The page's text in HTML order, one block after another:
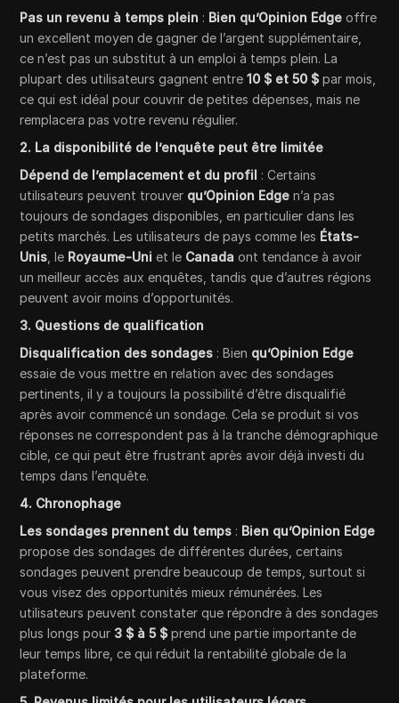
Pas un revenu à temps plein : Bien qu’Opinion Edge offre
un excellent moyen de gagner de l’argent supplémentaire,
ce n’est pas un substitut à un emploi à temps plein. La
plupart des utilisateurs gagnent entre10 $ et 50 $ par mois,
ce qui est idéal pour couvrir de petites dépenses, mais ne
remplacera pas votre revenu régulier.
2. La disponibilité de l’enquête peut être limitée
Dépend de l’emplacement et du profil : Certains
utilisateurs peuvent trouver qu’Opinion Edge n’a pas
toujours de sondages disponibles, en particulier dans les
petits marchés. Les utilisateurs de pays comme les États-
Unis , le Royaume-Uni et le Canada ont tendance à avoir
un meilleur accès aux enquêtes, tandis que d’autres régions
peuvent avoir moins d’opportunités.
3. Questions de qualification
Disqualification des sondages : Bien qu’Opinion Edge
essaie de vous mettre en relation avec des sondages
pertinents, il y a toujours la possibilité d’être disqualifié
après avoir commencé un sondage. Cela se produit si vos
réponses ne correspondent pas à la tranche démographique
cible, ce qui peut être frustrant après avoir déjà investi du
temps dans l’enquête.
4. Chronophage
Les sondages prennent du temps : Bien qu’Opinion Edge
propose des sondages de différentes durées, certains
sondages peuvent prendre beaucoup de temps, surtout si
vous visez des opportunités mieux rémunérées. Les
utilisateurs peuvent constater que répondre à des sondages
plus longs pour 3 $ à 5 $ prend une partie importante de
leur temps libre, ce qui réduit la rentabilité globale de la
plateforme.